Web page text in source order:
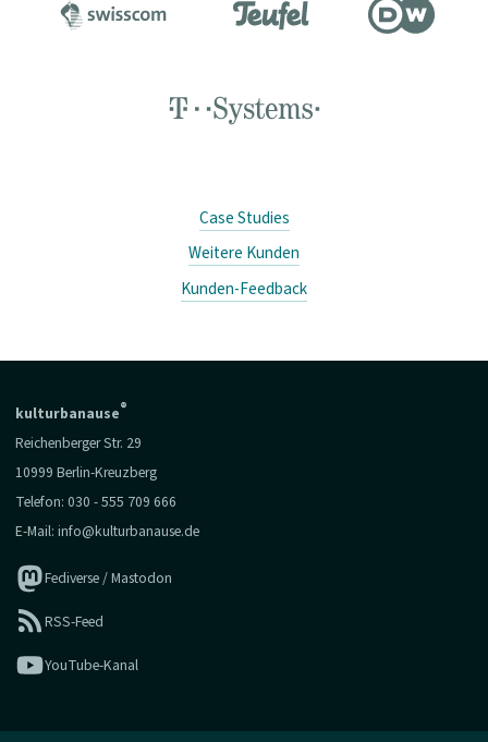
Case Studies
Weitere Kunden
Kunden-Feedback
kulturbanause®
Reichenberger Str. 29
10999 Berlin-Kreuzberg
Telefon: 030 - 555 709 666
E-Mail: info@kulturbanause.de
Fediverse / Mastodon
RSS-Feed
YouTube-Kanal